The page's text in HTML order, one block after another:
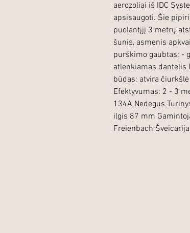
aerozoliai iš IDC
apsisaugoti. Šie
puolantįjį 3 metrų
šunis, asmenis
purškimo gaubtas: -
atlenkiamas dantelis
būdas: atvira
Efektyvumas: 2 - 3
134A Nedegus
ilgis 87 mm
Freienbach Šveicarija